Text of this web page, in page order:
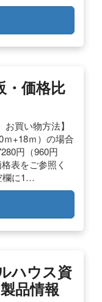
・価格比
買い物方法】
ｍ+18ｍ）の場合
円（960円
表をご参照く
欄に1…
ハウス資
品情報